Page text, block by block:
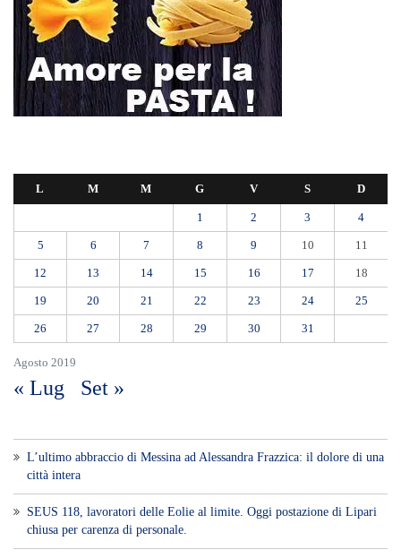
Agosto 2019
L M M G V S D
1 2 3 4
5 6 7 8 9 10 11
12 13 14 15 16 17 18
19 20 21 22 23 24 25
26 27 28 29 30 31
« Lug Set »
L’ultimo abbraccio di Messina ad Alessandra Frazzica: il dolore di una
città intera
SEUS 118, lavoratori delle Eolie al limite. Oggi postazione di Lipari
chiusa per carenza di personale.